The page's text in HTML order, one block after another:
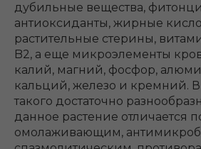
дубильные вещества,
антиоксиданты, жирные
растительные стерины,
B2, а еще микроэлементы
калий, магний, фосфор,
кальций, железо и кремний. В
такого достаточно
данное растение отличается
омолаживающим,